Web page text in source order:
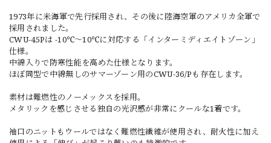
1973年に米海軍で先行採用され、その後に陸海空軍のアメリカ全軍で
採用されました。
CWU-45Pは -10℃〜10℃に対応する「インターミディエイトゾーン」
仕様。
中綿入りで防寒性能を高めた仕様となります。
ほぼ同型で中綿無しのサマーゾーン用のCWU-36/Pも存在します。
素材は難燃性のノーメックスを採用。
メタリックを感じさせる独自の光沢感が非常にクールな1着です。
袖口のニットもウールではなく難燃性繊維が使用され、耐火性に加え